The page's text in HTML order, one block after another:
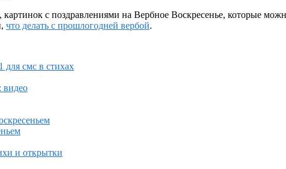
с поздравлениями на Вербное Воскресенье, которые
что делать с прошлогодней вербой.
для смс в стихах
видео
и открытки